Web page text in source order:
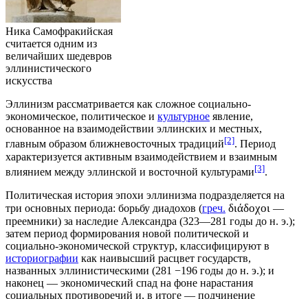
Ника Самофракийская
считается одним из
величайших шедевров
эллинистического
искусства
Эллинизм рассматривается как сложное социально-
экономическое, политическое и культурное явление,
основанное на взаимодействии эллинских и местных,
главным образом ближневосточных традиций[2]. Период
характеризуется активным взаимодействием и взаимным
влиянием между эллинской и восточной культурами[3].
Политическая история эпохи эллинизма подразделяется на
три основных периода: борьбу диадохов (греч. διάδοχοι —
преемники) за наследие Александра (323—281 годы до н. э.);
затем период формирования новой политической и
социально-экономической структур, классифицируют в
историографии как наивысший расцвет государств,
названных эллинистическими (281 −196 годы до н. э.); и
наконец — экономический спад на фоне нарастания
социальных противоречий и, в итоге — подчинение